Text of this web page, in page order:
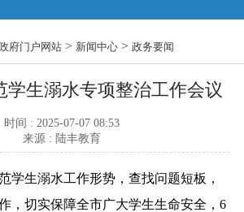
府门户网站> 新闻中心> 政务要闻
学生溺水专项整治工作会议
时间 : 2025-07-07 08:53
来源 : 陆丰教育
学生溺水工作形势，查找问题短板，
，切实保障全市广大学生生命安全，6